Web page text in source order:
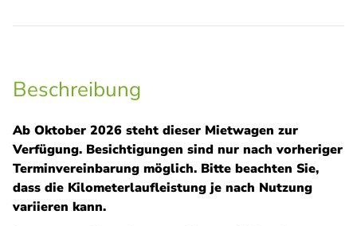
Beschreibung
Ab Oktober 2026 steht dieser Mietwagen zur
Verfügung. Besichtigungen sind nur nach vorheriger
Terminvereinbarung möglich. Bitte beachten Sie,
dass die Kilometerlaufleistung je nach Nutzung
variieren kann.